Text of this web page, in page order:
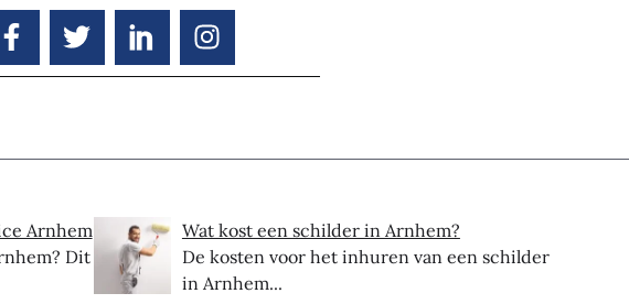
Arnhem
Dit is
Wat kost een schilder in Arnhem?
De kosten voor het inhuren van een schilder
in Arnhem...